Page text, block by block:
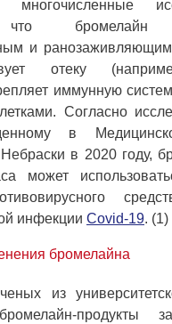
что бромелайн
и
отеку
иммунную
Согласно
в
в 2020 году,
может
инфекции Covid-19. (1)
бромелайна
из
продукты